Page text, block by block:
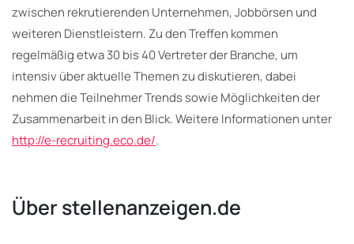
zwischen rekrutierenden Unternehmen, Jobbörsen und
weiteren Dienstleistern. Zu den Treffen kommen
regelmäßig etwa 30 bis 40 Vertreter der Branche, um
intensiv über aktuelle Themen zu diskutieren, dabei
nehmen die Teilnehmer Trends sowie Möglichkeiten der
Zusammenarbeit in den Blick. Weitere Informationen unter
http://e-recruiting.eco.de/.
Über stellenanzeigen.de